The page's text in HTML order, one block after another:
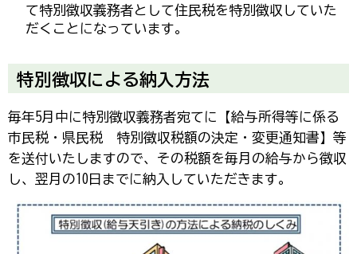
て特別徴収義務者として住民税を特別徴収していた
だくことになっています。
特別徴収による納入方法
毎年5月中に特別徴収義務者宛てに【給与所得等に係る
市民税・県民税 特別徴収税額の決定・変更通知書】等
を送付いたしますので、その税額を毎月の給与から徴収
し、翌月の10日までに納入していただきます。